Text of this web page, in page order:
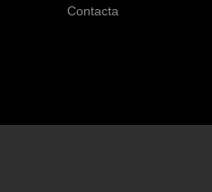
Contacta